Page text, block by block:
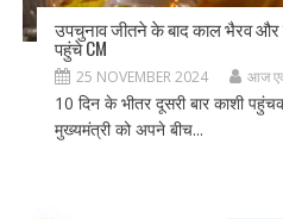
उपचुनाव जीतने के बाद काल भैरव और
पहुंचे CM
25 NOVEMBER 2024 आज
10 दिन के भीतर दूसरी बार काशी
मुख्यमंत्री को अपने बीच...